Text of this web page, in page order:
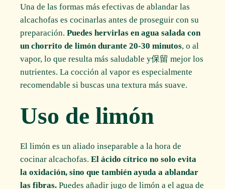
Una de las formas más efectivas de ablandar las
alcachofas es cocinarlas antes de proseguir con su
preparación.Puedes hervirlas en agua salada con
un chorrito de limón durante 20-30 minutos, o al
vapor, lo que resulta más saludable y保留 mejor los
nutrientes. La cocción al vapor es especialmente
recomendable si buscas una textura más suave.
Uso de limón
El limón es un aliado inseparable a la hora de
cocinar alcachofas.El ácido cítrico no solo evita
la oxidación, sino que también ayuda a ablandar
las fibras. Puedes añadir jugo de limón a el agua de